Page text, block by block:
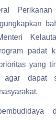
padat
yang
agar dapat